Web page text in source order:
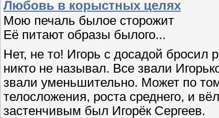
Любовь в корыстных целях
Мою печаль былое сторожит
Её питают образы былого...
Нет, не то! Игорь с досадой бросил
никто не называл. Все звали
звали уменьшительно. Может по
телосложения, роста среднего, и
застенчивым был Игорёк Сергеев.